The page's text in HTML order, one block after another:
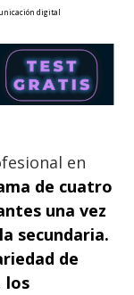
digital
en
de cuatro
una vez
secundaria.
de
los